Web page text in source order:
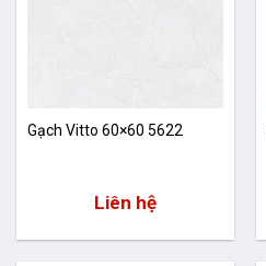
Gạch Vitto 60×60 5622
Liên hệ